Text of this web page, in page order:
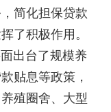
简化担保贷款
了积极作用。
出台了规模养
贴息等政策，
殖圈舍、大型